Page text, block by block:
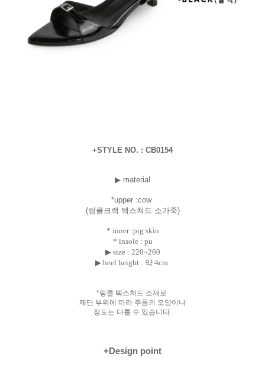
+STYLE NO. : CB0154
▶ material
*upper :cow
(링클크랙 텍스쳐드 소가죽)
* inner :pig skin
* insole : pu
▶ size : 220~260
▶ heel height : 약 4cm
*링클 텍스쳐드 소재로
재단 부위에 따라 주름의 모양이나
정도는 다를 수 있습니다.
+Design point